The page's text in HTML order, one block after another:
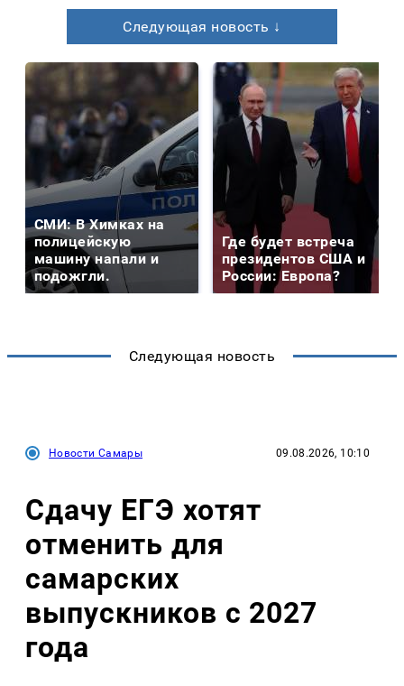
Следующая новость ↓
СМИ: В Химках на
полицейскую
машину напали и
подожгли.
Где будет встреча
президентов США и
России: Европа?
Следующая новость
Новости Самары 09.08.2026, 10:10
Сдачу ЕГЭ хотят
отменить для
самарских
выпускников с 2027
года